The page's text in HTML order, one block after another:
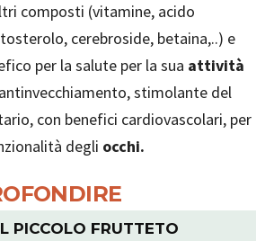
composti (vitamine, acido
cerebroside, betaina,..) e
per la salute per la sua attività
stimolante del
con benefici cardiovascolari, per
degli occhi.
PICCOLO FRUTTETO